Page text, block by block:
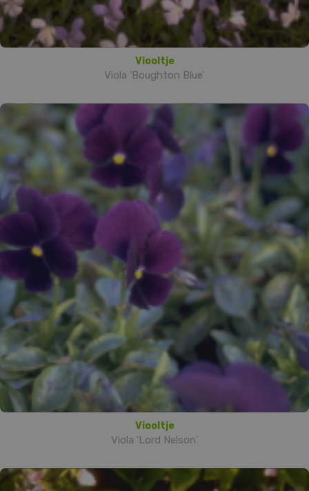
Viooltje
Viola 'Boughton Blue'
Viooltje
Viola 'Lord Nelson'